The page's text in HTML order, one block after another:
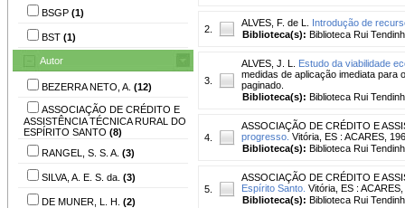
BSGP (1)
BST (1)
Autor
BEZERRA NETO, A. (12)
ASSOCIAÇÃO DE CRÉDITO E
ASSISTÊNCIA TÉCNICA RURAL DO
ESPÍRITO SANTO (8)
RANGEL, S. S. A. (3)
SILVA, A. E. S. da. (3)
DE MUNER, L. H. (2)
2.
ALVES, F. de L.
Introdução de
Biblioteca(s): Biblioteca Rui
3.
ALVES, J. L.
Estudo da viabilidade
medidas de aplicação imediata para
paginado.
Biblioteca(s): Biblioteca Rui
4.
ASSOCIAÇÃO DE CRÉDITO E
progresso. Vitória, ES : ACARES,
Biblioteca(s): Biblioteca Rui
5.
ASSOCIAÇÃO DE CRÉDITO E
Espírito Santo. Vitória, ES :
Biblioteca(s): Biblioteca Rui